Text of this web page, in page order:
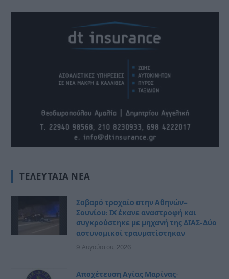
ΤΕΛΕΥΤΑΊΑ ΝΈΑ
Σοβαρό τροχαίο στην Αθηνών–
Σουνίου: ΙΧ έκανε αναστροφή και
συγκρούστηκε με μηχανή της ΔΙΑΣ- Δύο
αστυνομικοί τραυματίστηκαν
9 Αυγούστου, 2026
Αποχέτευση Αγίας Μαρίνας-